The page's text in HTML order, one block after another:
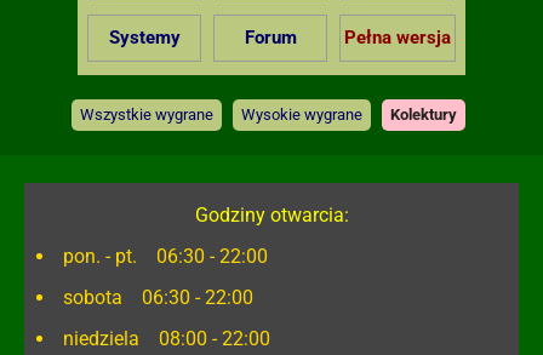
Systemy Forum Pełna wersja
Wszystkie wygrane Wysokie wygrane Kolektury
Godziny otwarcia:
pon. - pt. 06:30 - 22:00
sobota 06:30 - 22:00
niedziela 08:00 - 22:00